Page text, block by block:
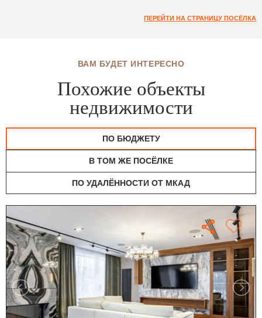
ПЕРЕЙТИ НА СТРАНИЦУ ПОСЁЛКА
ВАМ БУДЕТ ИНТЕРЕСНО
Похожие объекты
недвижимости
ПО БЮДЖЕТУ
В ТОМ ЖЕ ПОСЁЛКЕ
ПО УДАЛЁННОСТИ ОТ МКАД